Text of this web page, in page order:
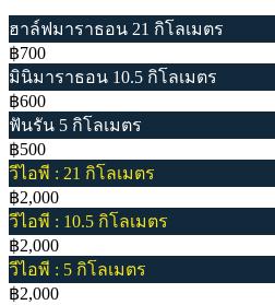
ฮาล์ฟมาราธอน 21 กิโลเมตร
฿700
มินิมาราธอน 10.5 กิโลเมตร
฿600
ฟันรัน 5 กิโลเมตร
฿500
วีไอพี : 21 กิโลเมตร
฿2,000
วีไอพี : 10.5 กิโลเมตร
฿2,000
วีไอพี : 5 กิโลเมตร
฿2,000